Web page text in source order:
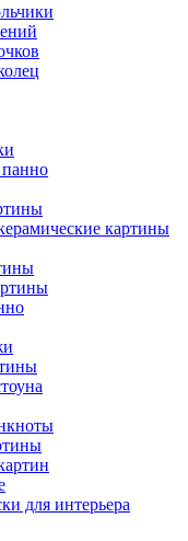
картины
для интерьера